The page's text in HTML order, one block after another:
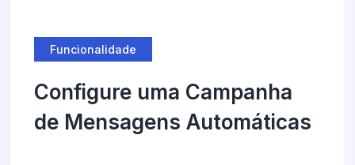
Funcionalidade
Configure uma Campanha
de Mensagens Automáticas